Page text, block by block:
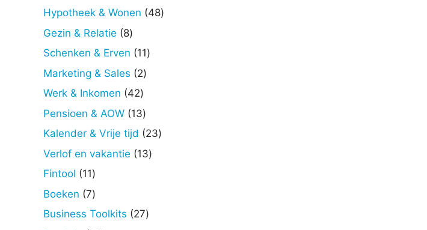
producten
Hypotheek & Wonen 4848
Gezin & Relatie 88
producten
Schenken & Erven 1111
Marketing & Sales 22
Werk & Inkomen 4242
producten
Pensioen & AOW 1313
producten
Kalender & Vrije tijd 2323
Verlof en vakantie 1313
Fintool 1111
producten
Boeken 77
producten
Business Toolkits 2727